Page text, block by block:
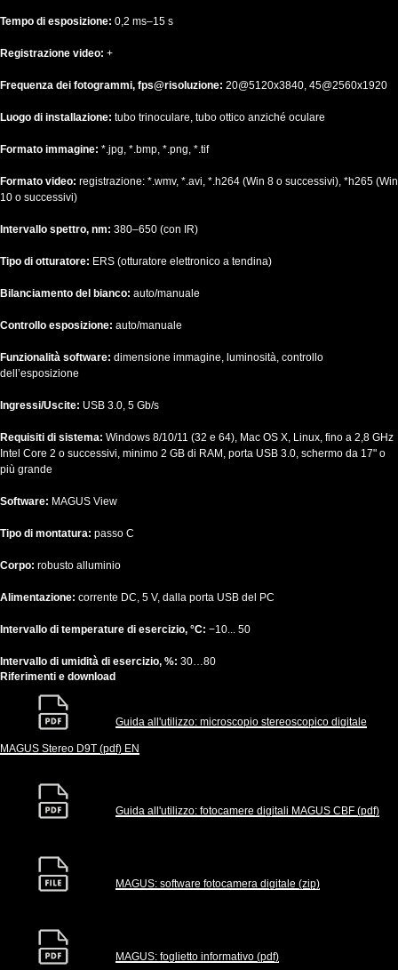
Tempo di esposizione: 0,2 ms–15 s
Registrazione video: +
Frequenza dei fotogrammi, fps@risoluzione: 20@5120x3840, 45@2560x1920
Luogo di installazione: tubo trinoculare, tubo ottico anziché oculare
Formato immagine: *.jpg, *.bmp, *.png, *.tif
Formato video: registrazione: *.wmv, *.avi, *.h264 (Win 8 o successivi), *h265 (Win
10 o successivi)
Intervallo spettro, nm: 380–650 (con IR)
Tipo di otturatore: ERS (otturatore elettronico a tendina)
Bilanciamento del bianco: auto/manuale
Controllo esposizione: auto/manuale
Funzionalità software: dimensione immagine, luminosità, controllo
dell’esposizione
Ingressi/Uscite: USB 3.0, 5 Gb/s
Requisiti di sistema: Windows 8/10/11 (32 e 64), Mac OS X, Linux, fino a 2,8 GHz
Intel Core 2 o successivi, minimo 2 GB di RAM, porta USB 3.0, schermo da 17" o
più grande
Software: MAGUS View
Tipo di montatura: passo C
Corpo: robusto alluminio
Alimentazione: corrente DC, 5 V, dalla porta USB del PC
Intervallo di temperature di esercizio, °C: −10... 50
Intervallo di umidità di esercizio, %: 30…80
Riferimenti e download
Guida all'utilizzo: microscopio stereoscopico digitale
MAGUS Stereo D9T (pdf) EN
Guida all'utilizzo: fotocamere digitali MAGUS CBF (pdf)
MAGUS: software fotocamera digitale (zip)
MAGUS: foglietto informativo (pdf)